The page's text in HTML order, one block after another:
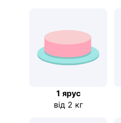
1 ярус
від 2 кг